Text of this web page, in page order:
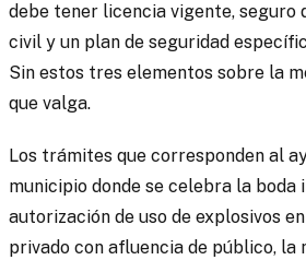
debe tener licencia vigente, seguro
civil y un plan de seguridad
Sin estos tres elementos sobre la
que valga.
Los trámites que corresponden al
municipio donde se celebra la boda
autorización de uso de explosivos
privado con afluencia de público, la